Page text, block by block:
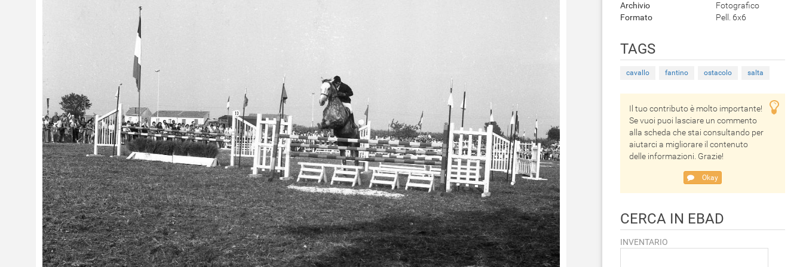
Archivio
Fotografico
Formato
Pell. 6x6
TAGS
cavallo fantino ostacolo salta
Il tuo contributo è molto importante!
Se vuoi puoi lasciare un commento
alla scheda che stai consultando per
aiutarci a migliorare il contenuto
delle informazioni. Grazie!
Okay
CERCA IN EBAD
INVENTARIO